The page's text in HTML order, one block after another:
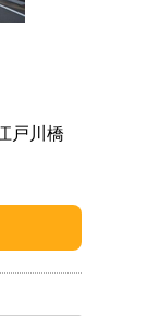
戸川橋